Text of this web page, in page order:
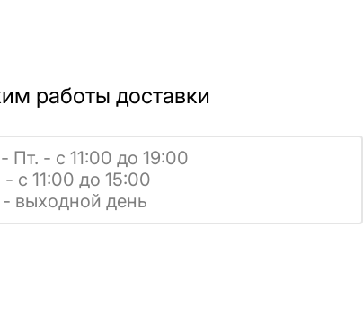
работы доставки
Пт. - с 11:00 до 19:00
с 11:00 до 15:00
- выходной день